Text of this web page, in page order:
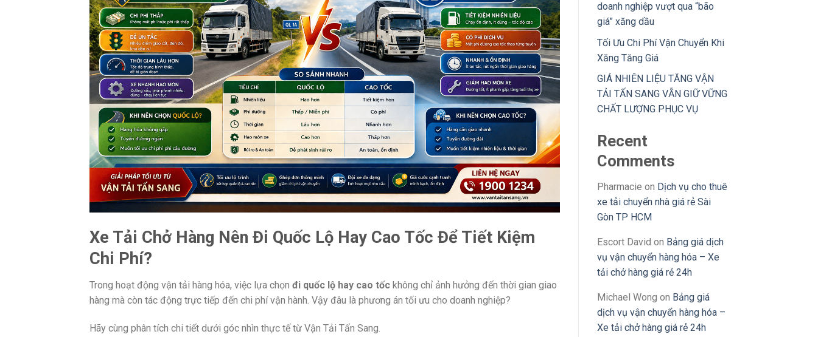
Xe Tải Chở Hàng Nên Đi Quốc Lộ Hay Cao Tốc Để Tiết Kiệm
Chi Phí?
Trong hoạt động vận tải hàng hóa, việc lựa chọn đi quốc lộ hay cao tốc không chỉ ảnh hưởng đến thời gian giao
hàng mà còn tác động trực tiếp đến chi phí vận hành. Vậy đâu là phương án tối ưu cho doanh nghiệp?
Hãy cùng phân tích chi tiết dưới góc nhìn thực tế từ Vận Tải Tấn Sang.
doanh nghiệp vượt qua “bão
giá” xăng dầu
Tối Ưu Chi Phí Vận Chuyển Khi
Xăng Tăng Giá
GIÁ NHIÊN LIỆU TĂNG VẬN
TẢI TẤN SANG VẪN GIỮ VỮNG
CHẤT LƯỢNG PHỤC VỤ
Recent
Comments
Pharmacie on Dịch vụ cho thuê
xe tải chuyển nhà giá rẻ Sài
Gòn TP HCM
Escort David on Bảng giá dịch
vụ vận chuyển hàng hóa – Xe
tải chở hàng giá rẻ 24h
Michael Wong on Bảng giá
dịch vụ vận chuyển hàng hóa –
Xe tải chở hàng giá rẻ 24h